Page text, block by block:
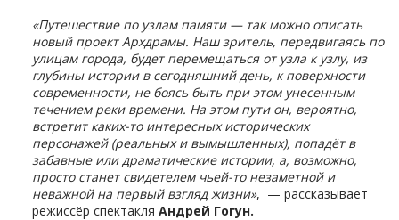
«Путешествие по узлам памяти — так можно описать
новый проект Архдрамы. Наш зритель, передвигаясь по
улицам города, будет перемещаться от узла к узлу, из
глубины истории в сегодняшний день, к поверхности
современности, не боясь быть при этом унесенным
течением реки времени. На этом пути он, вероятно,
встретит каких-то интересных исторических
персонажей (реальных и вымышленных), попадёт в
забавные или драматические истории, а, возможно,
просто станет свидетелем чьей-то незаметной и
неважной на первый взгляд жизни», — рассказывает
режиссёр спектакля Андрей Гогун.